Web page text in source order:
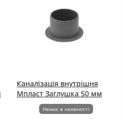
Каналізація внутрішня
Мпласт Заглушка 50 мм
Немає в наявності